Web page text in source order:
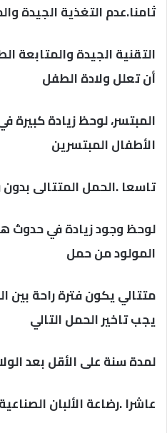
ثامنا.عدم التغذية الجيدة
التقنية الجيدة والمتابعة
أن تعلل ولادة الطفل
المبتسر، لوحظ زيادة كبيرة
الأطفال المبتسرين
تاسعا .الحمل المتتالى بدون
لوحظ وجود زيادة في حدوث
المولود من حمل
متتالي يكون فترة راحة بين
يجب تاخير الحمل التالي
لمدة سنة على الأقل بعد
عاشرا .رضاعة الألبان الصناعية